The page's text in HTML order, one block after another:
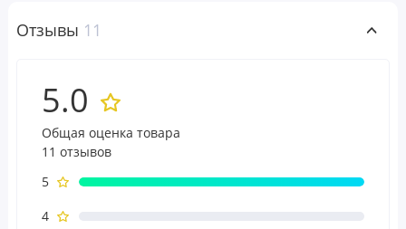
Принимать по 2 капсулы два раза в день по мере
перед сном, запивая не менее 240 мл (8 жидк. унциями)
воды или сока для улучшения всасывания.
Предупреждения
Продукт может естественным образом менять цвет.
После вскрытия упаковки хранить в сухом и
Отзывы 11
5.0
Общая оценка товара
11 отзывов
5
4